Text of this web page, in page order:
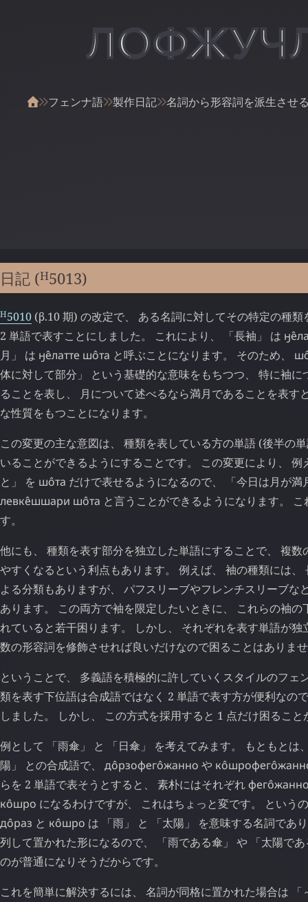
フェンナ語 製作日記 名詞から形容詞を派生させ
日記 (H5013)
H5010 (β.10 期) の改定で、 ある名詞に対してその特定の種
2 単語で表すことにしました。 これにより、 「長袖」 は
月」 は ӈе̂латте шо̂та と呼ぶことになります。 そのため、
体に対して部分」 という基礎的な意味をもちつつ、 特に袖
ることを表し、 月について述べるなら満月であることを表す
な性質をもつことになります。
この変更の主な意図は、 種類を表している方の単語 (後半の
いることができるようにすることです。 この変更により、
と」 を шо̂та だけで表せるようになるので、 「今日は月が
левке̂шшари шо̂та と言うことができるようになります。
す。
他にも、 種類を表す部分を独立した単語にすることで、 複
やすくなるという利点もあります。 例えば、 袖の種類には
よる分類もありますが、 パフスリーブやフレンチスリーブな
あります。 この両方で袖を限定したいときに、 これらの袖
れていると若干困ります。 しかし、 それぞれを表す単語が
数の形容詞を修飾させれば良いだけなので困ることはありま
ということで、 多義語を積極的に許していくスタイルのフェ
類を表す下位語は合成語ではなく 2 単語で表す方が便利なの
しました。 しかし、 この方式を採用すると 1 点だけ困ること
例として 「雨傘」 と 「日傘」 を考えてみます。 もともとは
陽」 との合成語で、 до̂рзофего̂жанно や
らを 2 単語で表そうとすると、 素朴にはそれぞれ
ко̂шро になるわけですが、 これはちょっと変です。 という
до̂раз と ко̂шро は 「雨」 と 「太陽」 を意味する名詞であ
列して置かれた形になるので、 「雨である傘」 や 「太陽で
のが普通になりそうだからです。
これを簡単に解決するには、 名詞が同格に置かれた場合は